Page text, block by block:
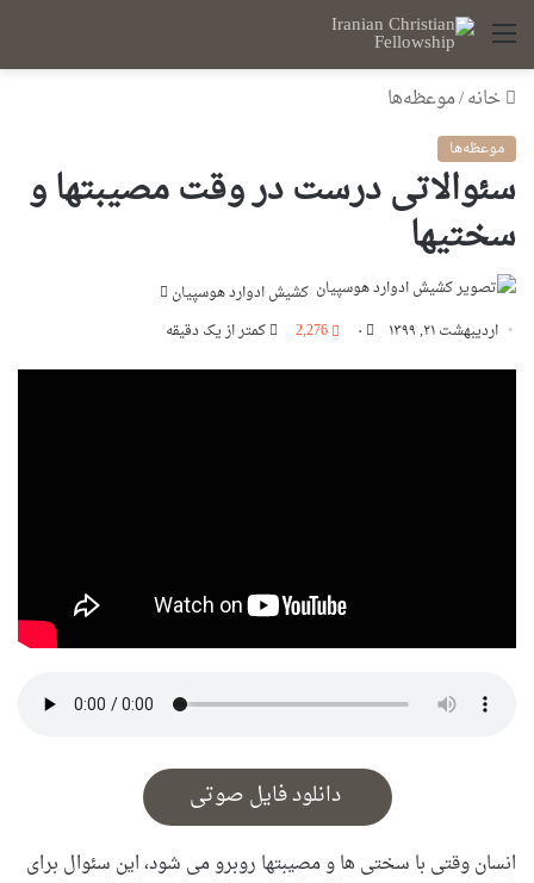
منو
خانه/موعظه‌ها
موعظه‌ها
سئوالاتى درست در وقت مصیبتها و
سختیها
كشيش ادوارد هوسپيان
اردیبهشت ۲۱, ۱۳۹۹ ۰ 2,276 کمتر از یک دقیقه
دانلود فایل صوتی
انسان وقتی با سختی ها و مصیبتها روبرو می شود، این سئوال برای